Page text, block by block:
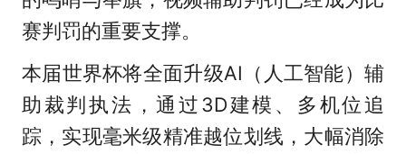
赛判罚的重要支撑。
本届世界杯将全面升级AI（人工智能）辅
助裁判执法，通过3D建模、多机位追
踪，实现毫米级精准越位划线，大幅消除